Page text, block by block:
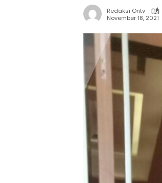
Redaksi Ontv
November 18, 2021